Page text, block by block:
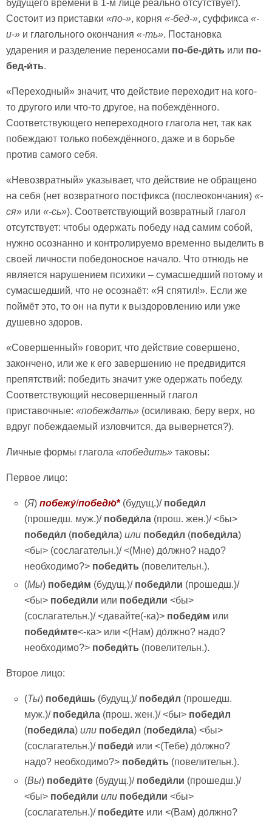
будущего времени в 1-м лице реально отсутствует).
Состоит из приставки «по-», корня «-бед-», суффикса «-
и-» и глагольного окончания «-ть». Постановка
ударения и разделение переносами по-бе-ди́ть или по-
бед-и́ть.
«Переходный» значит, что действие переходит на кого-
то другого или что-то другое, на побеждённого.
Соответствующего непереходного глагола нет, так как
побеждают только побеждённого, даже и в борьбе
против самого себя.
«Невозвратный» указывает, что действие не обращено
на себя (нет возвратного постфикса (послеокончания) «-
ся» или «-сь»). Соответствующий возвратный глагол
отсутствует: чтобы одержать победу над самим собой,
нужно осознанно и контролируемо временно выделить в
своей личности победоносное начало. Что отнюдь не
является нарушением психики – сумасшедший потому и
сумасшедший, что не осознаёт: «Я спятил!». Если же
поймёт это, то он на пути к выздоровлению или уже
душевно здоров.
«Совершенный» говорит, что действие совершено,
закончено, или же к его завершению не предвидится
препятствий: победить значит уже одержать победу.
Соответствующий несовершенный глагол
приставочные: «побеждать» (осиливаю, беру верх, но
вдруг побеждаемый изловчится, да вывернется?).
Личные формы глагола «победить» таковы:
Первое лицо:
(Я)побежу́/победю́* (будущ.)/победи́л
(прошедш. муж.)/победи́ла (прош. жен.)/ <бы>
победи́л (победи́ла)или победи́л (победи́ла)
<бы> (сослагательн.)/ <(Мне) до́лжно? надо?
необходимо?> победи́ть (повелительн.).
(Мы) победи́м (будущ.)/победи́ли (прошедш.)/
<бы> победи́ли или победи́ли <бы>
(сослагательн.)/ <давайте(-ка)> победи́м или
победи́мте<-ка> или <(Нам) до́лжно? надо?
необходимо?> победи́ть (повелительн.).
Второе лицо:
(Ты) победи́шь (будущ.)/победи́л (прошедш.
муж.)/победи́ла (прош. жен.)/ <бы> победи́л
(победи́ла)или победи́л (победи́ла) <бы>
(сослагательн.)/победи́ или <(Тебе) до́лжно?
надо? необходимо?> победи́ть (повелительн.).
(Вы) победи́те (будущ.)/победи́ли (прошедш.)/
<бы> победи́ли или победи́ли <бы>
(сослагательн.)/победи́те или <(Вам) до́лжно?